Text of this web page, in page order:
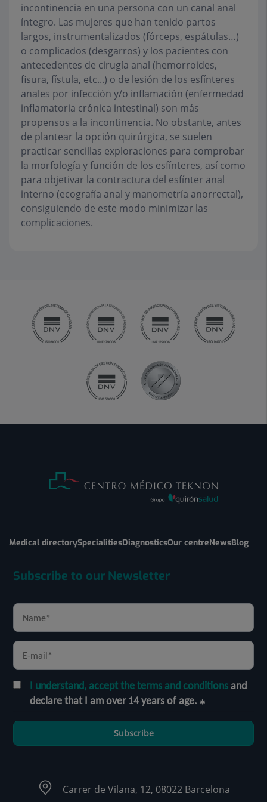
incontinencia en una persona con un canal anal
íntegro. Las mujeres que han tenido partos
largos, instrumentalizados (fórceps, espátulas…)
o complicados (desgarros) y los pacientes con
antecedentes de cirugía anal (hemorroides,
fisura, fístula, etc...) o de lesión de los esfínteres
anales por infección y/o inflamación (enfermedad
inflamatoria crónica intestinal) son más
propensos a la incontinencia. No obstante, antes
de plantear la opción quirúrgica, se suelen
practicar sencillas exploraciones para comprobar
la morfología y función de los esfínteres, así como
para objetivar la contractura del esfínter anal
interno (ecografía anal y manometría anorrectal),
consiguiendo de este modo minimizar las
complicaciones.
Medical directorySpecialitiesDiagnosticsOur centreNewsBlog
Subscribe to our Newsletter
I understand, accept the terms and conditionsand
declare that I am over 14 years of age.
Subscribe
Carrer de Vilana, 12, 08022 Barcelona